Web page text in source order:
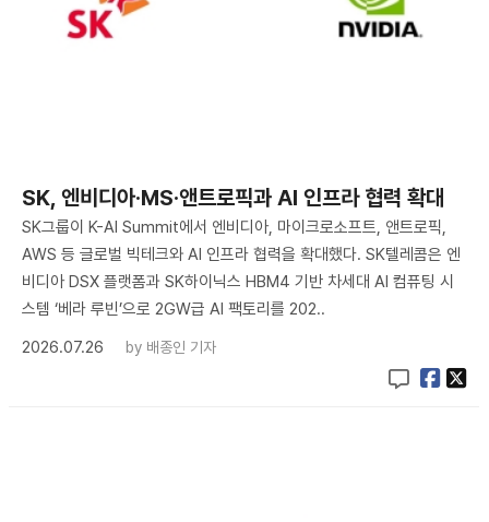
SK, 엔비디아·MS·앤트로픽과 AI 인프라 협력 확대
SK그룹이 K-AI Summit에서 엔비디아, 마이크로소프트, 앤트로픽,
AWS 등 글로벌 빅테크와 AI 인프라 협력을 확대했다. SK텔레콤은 엔
비디아 DSX 플랫폼과 SK하이닉스 HBM4 기반 차세대 AI 컴퓨팅 시
스템 ‘베라 루빈’으로 2GW급 AI 팩토리를 202..
2026.07.26
by 배종인 기자